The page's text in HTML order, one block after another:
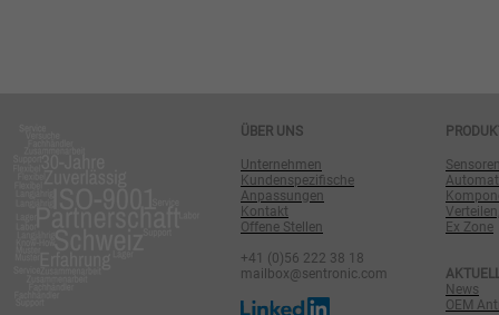
ÜBER UNS
Unternehmen
Kundenspezifische
Anpassungen
Kontakt
Offene Stellen
+41 (0)56 222 38 18
mailbox@sentronic.com
Ex Zone
News
OEM